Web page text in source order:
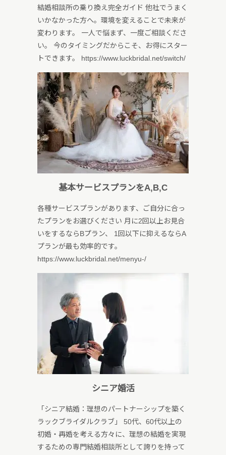
結婚相談所の乗り換え完全ガイド 他社でうまく
いかなかった方へ。環境を変えることで未来が
変わります。 一人で悩まず、一度ご相談くださ
い。 今のタイミングだからこそ、お得にスター
トできます。 https://www.luckbridal.net/switch/
基本サービスプランをA,B,C
各種サービスプランがあります、ご自分に合っ
たプランをお選びください 月に2回以上お見合
いをするならBプラン、 1回以下に抑えるならA
プランが最も効率的です。
https://www.luckbridal.net/menyu-/
シニア婚活
「シニア結婚：理想のパートナーシップを築く
ラックブライダルクラブ」 50代、60代以上の
初婚・再婚を考える方々に、理想の結婚を実現
するための専門結婚相談所として誇りを持って